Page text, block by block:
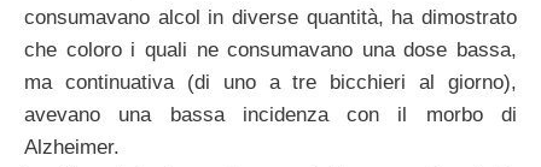
consumavano alcol in diverse quantità, ha dimostrato
che coloro i quali ne consumavano una dose bassa,
ma continuativa (di uno a tre bicchieri al giorno),
avevano una bassa incidenza con il morbo di
Alzheimer.